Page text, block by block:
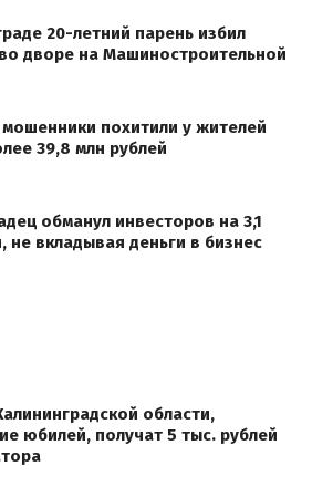
20-летний парень избил
дворе на Машиностроительной
похитили у жителей
39,8 млн рублей
обманул инвесторов на 3,1
не вкладывая деньги в бизнес
области,
юбилей, получат 5 тыс. рублей